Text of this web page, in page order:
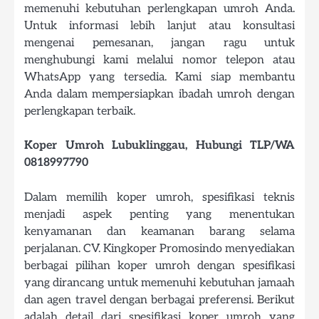
memenuhi kebutuhan perlengkapan umroh Anda.
Untuk informasi lebih lanjut atau konsultasi
mengenai pemesanan, jangan ragu untuk
menghubungi kami melalui nomor telepon atau
WhatsApp yang tersedia. Kami siap membantu
Anda dalam mempersiapkan ibadah umroh dengan
perlengkapan terbaik.
Koper Umroh Lubuklinggau, Hubungi TLP/WA
0818997790
Dalam memilih koper umroh, spesifikasi teknis
menjadi aspek penting yang menentukan
kenyamanan dan keamanan barang selama
perjalanan. CV. Kingkoper Promosindo menyediakan
berbagai pilihan koper umroh dengan spesifikasi
yang dirancang untuk memenuhi kebutuhan jamaah
dan agen travel dengan berbagai preferensi. Berikut